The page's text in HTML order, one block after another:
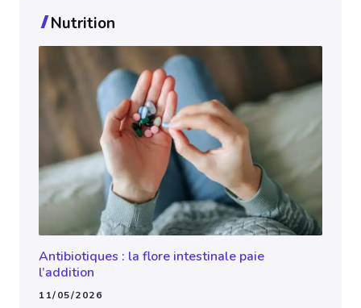
Nutrition
Antibiotiques : la flore intestinale paie
l’addition
11/05/2026